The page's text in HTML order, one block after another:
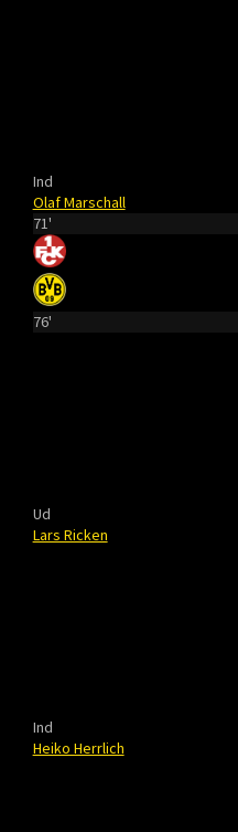
Ind
Olaf Marschall
71'
76'
Ud
Lars Ricken
Ind
Heiko Herrlich